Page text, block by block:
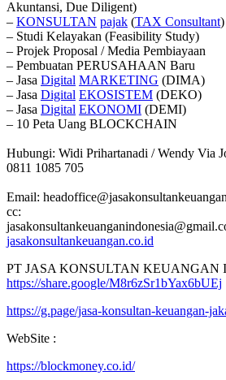
Akuntansi, Due Diligent)
– KONSULTAN pajak (TAX Consultant)
– Studi Kelayakan (Feasibility Study)
– Projek Proposal / Media Pembiayaan
– Pembuatan PERUSAHAAN Baru
– Jasa Digital MARKETING (DIMA)
– Jasa Digital EKOSISTEM (DEKO)
– Jasa Digital EKONOMI (DEMI)
– 10 Peta Uang BLOCKCHAIN
Hubungi: Widi Prihartanadi / Wendy Via
0811 1085 705
Email:
cc:
jasakonsultankeuangan.co.id
PT JASA KONSULTAN KEUANGAN
https://share.google/M8r6zSr1bYax6bUEj
https://g.page/jasa-konsultan-keuangan-
WebSite :
https://blockmoney.co.id/